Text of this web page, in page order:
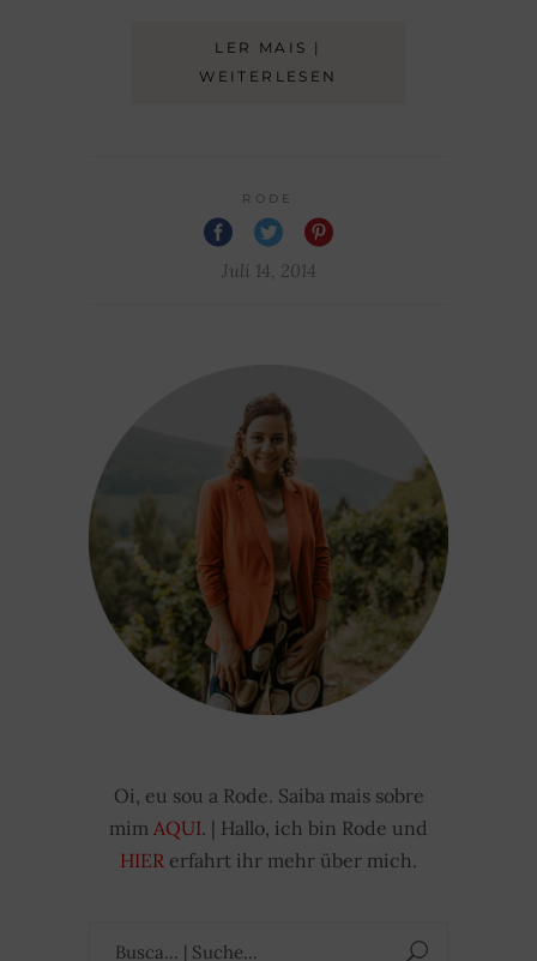
LER MAIS |
WEITERLESEN
RODE
Juli 14, 2014
Oi, eu sou a Rode. Saiba mais sobre
mim AQUI. | Hallo, ich bin Rode und
HIER erfahrt ihr mehr über mich.